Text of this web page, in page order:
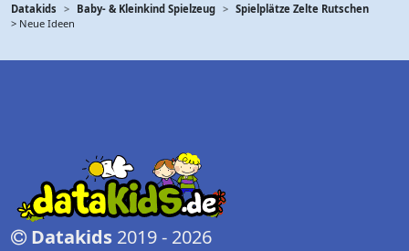
Datakids Baby- & Kleinkind Spielzeug
Spielplätze Zelte Rutschen
> Neue Ideen
Datakids 2019 - 2026